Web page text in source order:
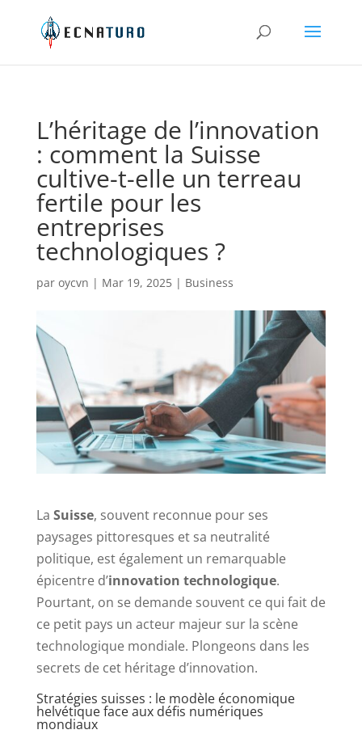
L’héritage de l’innovation
: comment la Suisse
cultive-t-elle un terreau
fertile pour les
entreprises
technologiques ?
par oycvn | Mar 19, 2025| Business
La Suisse, souvent reconnue pour ses
paysages pittoresques et sa neutralité
politique, est également un remarquable
épicentre d’innovation technologique.
Pourtant, on se demande souvent ce qui fait de
ce petit pays un acteur majeur sur la scène
technologique mondiale. Plongeons dans les
secrets de cet héritage d’innovation.
Stratégies suisses : le modèle économique
helvétique face aux défis numériques
mondiaux